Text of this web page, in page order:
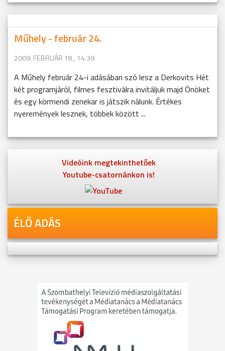
Műhely - február 24.
2009. FEBRUÁR 18., 14:39
A Műhely február 24-i adásában szó lesz a Derkovits Hét
két programjáról, filmes fesztiválra invitáljuk majd Önöket
és egy körmendi zenekar is játszik nálunk. Értékes
nyeremények lesznek, többek között ...
Videóink megtekinthetőek
Youtube-csatornánkon is!
ÉLŐ ADÁS